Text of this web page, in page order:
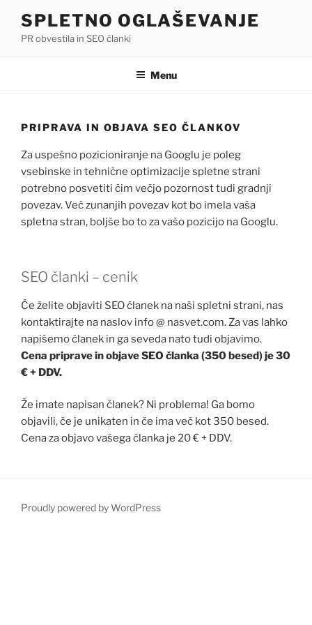
content
SPLETNO OGLAŠEVANJE
PR obvestila in SEO članki
Menu
PRIPRAVA IN OBJAVA SEO ČLANKOV
Za uspešno pozicioniranje na Googlu je poleg
vsebinske in tehnične optimizacije spletne strani
potrebno posvetiti čim večjo pozornost tudi gradnji
povezav. Več zunanjih povezav kot bo imela vaša
spletna stran, boljše bo to za vašo pozicijo na Googlu.
SEO članki – cenik
Če želite objaviti SEO članek na naši spletni strani, nas
kontaktirajte na naslov info @ nasvet.com. Za vas lahko
napišemo članek in ga seveda nato tudi objavimo.
Cena priprave in objave SEO članka (350 besed) je 30
€ + DDV.
Že imate napisan članek? Ni problema! Ga bomo
objavili, če je unikaten in če ima več kot 350 besed.
Cena za objavo vašega članka je 20 € + DDV.
Proudly powered by WordPress